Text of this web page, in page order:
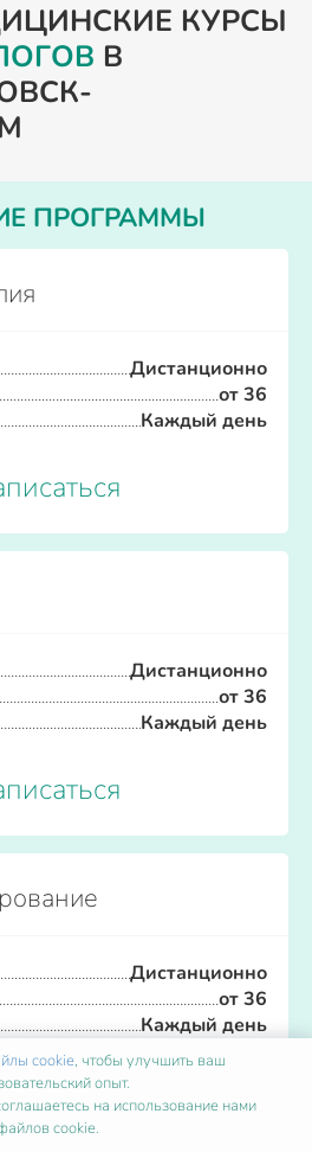
КУРСЫ
В
ПРОГРАММЫ
Дистанционно
от 36
Каждый день
Дистанционно
от 36
Каждый день
Дистанционно
от 36
Каждый день
cookie, чтобы улучшить ваш
опыт.
на использование нами
cookie.